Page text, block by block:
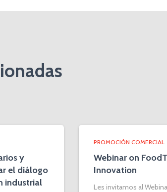
y
el diálogo
industrial
PROMOCIÓN COMERCIAL
Webinar on
Innovation
Les invitamos al